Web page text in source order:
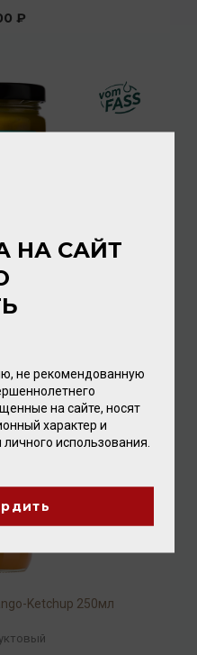
₽
glass, FassZination
Ketchup 250мл
НА САЙТ
не рекомендованную
на сайте, носят
характер и
использования.